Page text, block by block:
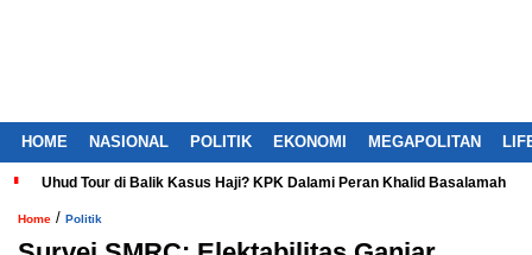
HOME NASIONAL POLITIK EKONOMI MEGAPOLITAN
Uhud Tour di Balik Kasus Haji? KPK Dalami Peran Khalid Basalamah
Home / Politik